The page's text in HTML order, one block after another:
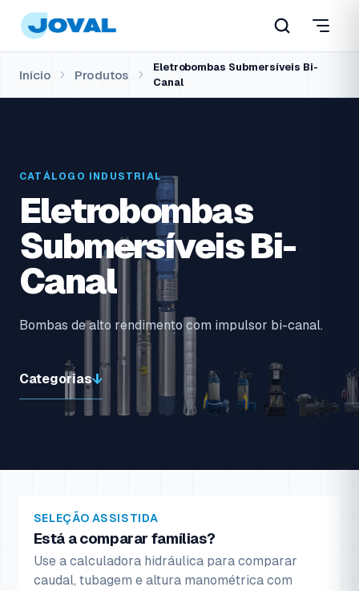
Início Produtos
Eletrobombas Submersíveis Bi-
Canal
CATÁLOGO INDUSTRIAL
Eletrobombas
Submersíveis Bi-
Canal
Bombas de alto rendimento com impulsor bi-canal.
Categorias
SELEÇÃO ASSISTIDA
Está a comparar famílias?
Use a calculadora hidráulica para comparar
caudal, tubagem e altura manométrica com